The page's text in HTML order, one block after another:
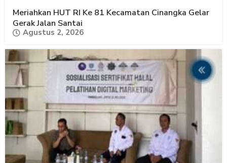
Meriahkan HUT RI Ke 81 Kecamatan Cinangka Gelar
Gerak Jalan Santai
Agustus 2, 2026